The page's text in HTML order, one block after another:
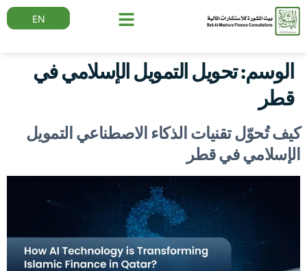
EN
الوسم:تحويل التمويل الإسلامي في
قطر
كيف تُحوّل تقنيات الذكاء الاصطناعي التمويل
الإسلامي في قطر